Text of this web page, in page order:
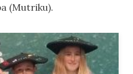
(Mutriku).